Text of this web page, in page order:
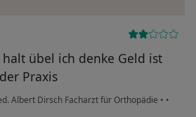
halt übel ich denke Geld ist
Praxis
Albert Dirsch Facharzt für Orthopädie • •